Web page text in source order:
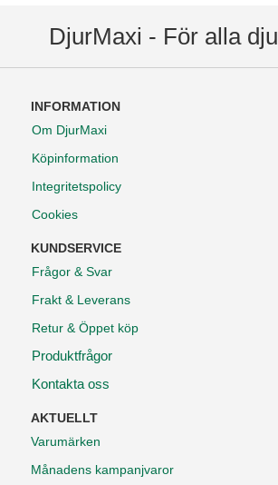
DjurMaxi - För alla
INFORMATION
Om DjurMaxi
Köpinformation
Integritetspolicy
Cookies
KUNDSERVICE
Frågor & Svar
Frakt & Leverans
Retur & Öppet köp
Produktfrågor
Kontakta oss
AKTUELLT
Varumärken
Månadens kampanjvaror